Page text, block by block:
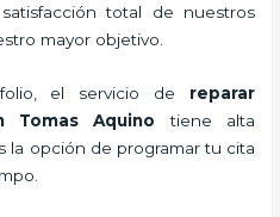
total de nuestros
mayor objetivo.
el servicio de reparar
Aquino tiene alta
la opción de programar tu cita